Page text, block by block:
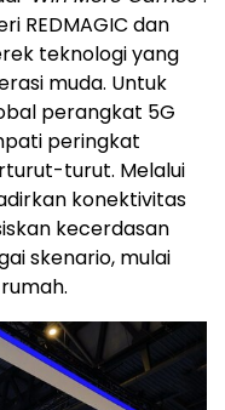
REDMAGIC dan
teknologi yang
muda. Untuk
perangkat 5G
peringkat
turut. Melalui
konektivitas
kecerdasan
skenario, mulai